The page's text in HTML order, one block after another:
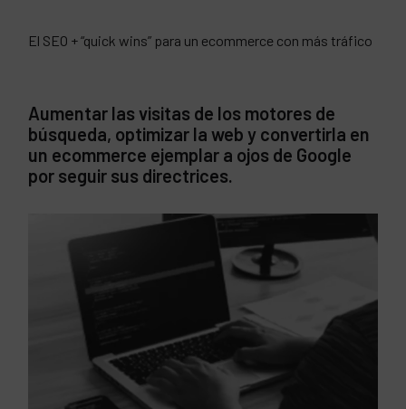
El SEO + “quick wins” para un ecommerce con más tráfico
Aumentar las visitas de los motores de
búsqueda, optimizar la web y convertirla en
un ecommerce ejemplar a ojos de Google
por seguir sus directrices.